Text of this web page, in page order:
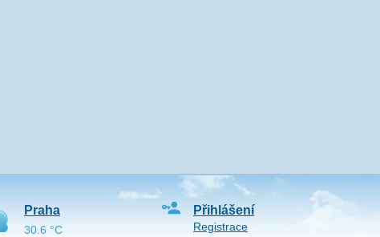
Přihlášení
Registrace
Praha
30.6 °C